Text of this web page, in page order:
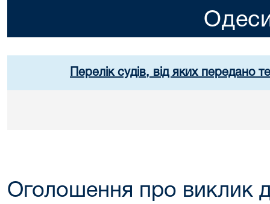
Перелік судів, від яких передано
Оголошення про виклик